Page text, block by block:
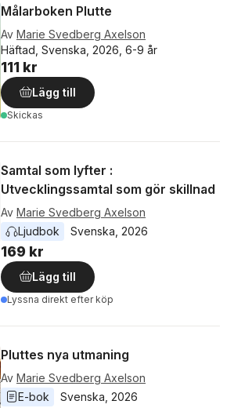
Målarboken Plutte
Av Marie Svedberg Axelson
Häftad, Svenska, 2026, 6-9 år
111 kr
Lägg till
Skickas
Samtal som lyfter :
Utvecklingssamtal som gör skillnad
Av Marie Svedberg Axelson
Ljudbok
Svenska 2026
169 kr
Lägg till
Lyssna direkt efter köp
Pluttes nya utmaning
Av Marie Svedberg Axelson
E-bok
Svenska 2026